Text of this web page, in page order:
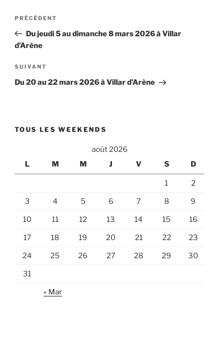
Navigation
l’article
Article
précédent
PRÉCÉDENT
Du jeudi 5 au dimanche 8 mars 2026 à Villar
d’Arène
Article
suivant
SUIVANT
Du 20 au 22 mars 2026 à Villar d’Arène
TOUS LES WEEKENDS
août 2026
L
M M J V S D
1 2
3 4 5 6 7 8 9
10 11 12 13 14 15 16
17 18 19 20 21 22 23
24 25 26 27 28 29 30
31
« Mar